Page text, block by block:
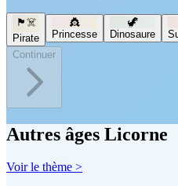
🏴‍☠️
Pirate
👸
Princesse
🦖
Dinosaure
Continuer
Autres âges Licorne
Voir le thème >